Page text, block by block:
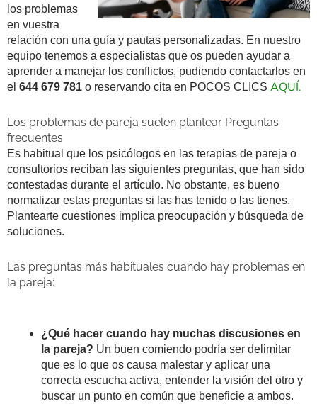
los problemas
en vuestra
relación con una guía y pautas personalizadas. En nuestro
equipo tenemos a especialistas que os pueden ayudar a
aprender a manejar los conflictos, pudiendo contactarlos en
el 644 679 781 o reservando cita en POCOS CLICS AQUÍ.
Los problemas de pareja suelen plantear Preguntas
frecuentes
Es habitual que los psicólogos en las terapias de pareja o
consultorios reciban las siguientes preguntas, que han sido
contestadas durante el artículo. No obstante, es bueno
normalizar estas preguntas si las has tenido o las tienes.
Plantearte cuestiones implica preocupación y búsqueda de
soluciones.
Las preguntas más habituales cuando hay problemas en
la pareja:
¿Qué hacer cuando hay muchas discusiones en
la pareja? Un buen comiendo podría ser delimitar
que es lo que os causa malestar y aplicar una
correcta escucha activa, entender la visión del otro y
buscar un punto en común que beneficie a ambos.